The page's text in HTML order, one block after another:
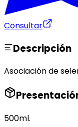
Consultar
Descripción
Asociación de
500ml.